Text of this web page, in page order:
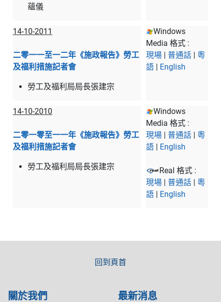
蘊儀
14-10-2011
二零一一至一二年《施政報告》勞工
及福利措施記者會
勞工及福利局局長張建宗
Windows
Media 格式 :
現場 | 普通話 | 粵
語 | English
14-10-2010
二零一零至一一年《施政報告》勞工
及福利措施記者會
勞工及福利局局長張建宗
Windows
Media 格式 :
現場 | 普通話 | 粵
語 | English
Real 格式 :
現場 | 普通話 | 粵
語 | English
回到頁首
關於我們 最新消息